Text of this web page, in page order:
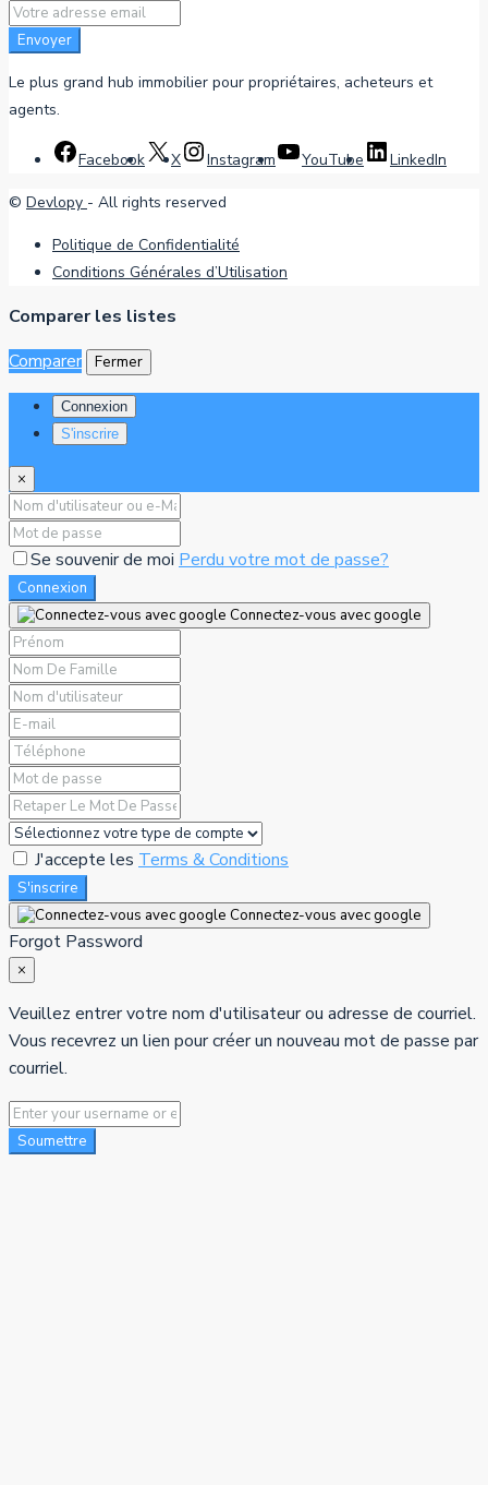
Envoyer
Le plus grand hub immobilier pour propriétaires, acheteurs et
agents.
Facebook X Instagram YouTube LinkedIn
© Devlopy - All rights reserved
Politique de Confidentialité
Conditions Générales d’Utilisation
Comparer les listes
Comparer
Fermer
Connexion
S'inscrire
×
Se souvenir de moi Perdu votre mot de passe?
Connexion
Connectez-vous avec google
J'accepte les Terms & Conditions
S'inscrire
Connectez-vous avec google
Forgot Password
×
Veuillez entrer votre nom d'utilisateur ou adresse de courriel.
Vous recevrez un lien pour créer un nouveau mot de passe par
courriel.
Soumettre